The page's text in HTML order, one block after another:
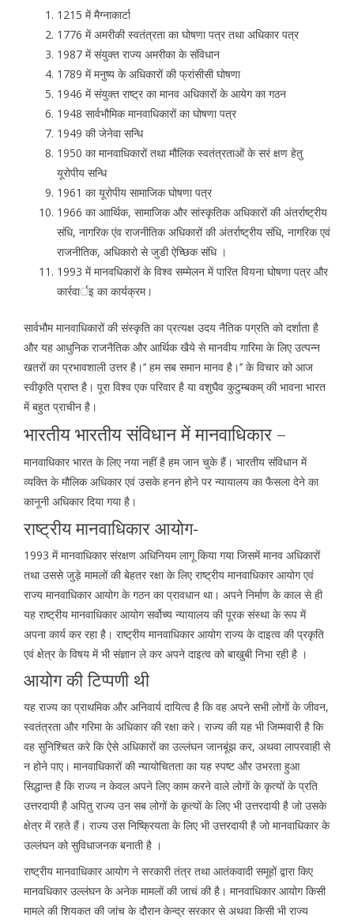
1215 में मैग्नाकार्टा
1776 में अमरीकी स्वतंत्रता का घोषणा पत्र तथा अधिकार पत्र
1987 में संयुक्त राज्य अमरीका के संविधान
1789 में मनुष्य के अधिकारों की फ्रांसीसी घोषणा
1946 में संयुक्त राष्ट्र का मानव अधिकारों के आयेग का गठन
1948 सार्वभौमिक मानवाधिकारों का घोषणा पत्र
1949 की जेनेवा सन्धि
1950 का मानवाधिकारों तथा मौलिक स्वतंत्रताओं के सरं क्षण हेतु
यूरोपीय सन्धि
1961 का यूरोपीय सामाजिक घोषणा पत्र
1966 का आार्थिक, सामाजिक और सांस्कृतिक अधिकारों की अंतर्राष्ट्रीय
संधि, नागरिक एंव राजनीतिक अधिकारों की अंतर्राष्ट्रीय संधि, नागरिक एवं
राजनीतिक, अधिकारो से जुडी ऐच्छिक संधि ।
1993 में मानवधिकारों के विश्व सम्मेलन में पारित वियना घोषणा पत्र और
कार्रवार्इ का कार्यक्रम।
सार्वभौम मानवाधिकारों की संस्कृति का प्रत्यक्ष उदय नैतिक पग्रति को दर्शाता है
और यह आधुनिक राजनैतिक और आर्थिक खैये से मानवीय गारिमा के लिए उत्पन्न
खतरों का प्रभावशाली उत्तर है।’’ हम सब समान मानव है।’’ के विचार को आज
स्वीकृति प्राप्त है। पूरा विश्व एक परिवार है या वशुघैव कुटुम्बकम् की भावना भारत
में बहुत प्राचीन है।
भारतीय भारतीय संविधान में मानवाधिकार –
मानवाधिकार भारत के लिए नया नहीं है हम जान चुके हैं। भारतीय संविधान में
व्यक्ति के मौलिक अधिकार एवं उसके हनन होने पर न्यायालय का फैसला देने का
कानूनी अधिकार दिया गया है।
राष्ट्रीय मानवाधिकार आयोग-
1993 में मानवाधिकार संरक्षण अधिनियम लागू किया गया जिसमें मानव अधिकारों
तथा उससे जुड़े मामलों की बेहतर रक्षा के लिए राष्ट्रीय मानवाधिकार आयोग एवं
राज्य मानवाधिकार आयोग के गठन का प्रावधान था। अपने निर्माण के काल से ही
यह राष्ट्रीय मानवाधिकार आयोग सर्वोच्य न्यायालय की पूरक संस्था के रूप में
अपना कार्य कर रहा है। राष्ट्रीय मानवाधिकार आयोग राज्य के दाइत्व की प्रकृति
एवं क्षेत्र के विषय में भी संज्ञान ले कर अपने दाइत्व को बाखुबी निभा रही है ।
आयोग की टिप्पणी थी
यह राज्य का प्राथमिक और अनिवार्य दायित्व है कि वह अपने सभी लोगों के जीवन,
स्वतंत्रता और गरिमा के अधिकार की रक्षा करे। राज्य की यह भी जिम्मवारी है कि
वह सुनिश्चित करे कि ऐसे अधिकारों का उल्लंघन जानबूंझ कर, अथवा लापरवाही से
न होने पाए। मानवाधिकारों की न्यायोचितता का यह स्पष्ट और उभरता हुआ
सिद्धान्त है कि राज्य न केवल अपने लिए काम करने वाले लोगों के कृत्यों के प्रति
उत्तरदायी है अपितु राज्य उन सब लोगों के कृत्यों के लिए भी उत्तरदायी है जो उसके
क्षेत्र में रहते हैं। राज्य उस निष्क्रियता के लिए भी उत्तरदायी है जो मानवाधिकार के
उल्लंघन को सुविधाजनक बनाती है ।
राष्ट्रीय मानवाधिकार आयोग ने सरकारी तंत्र तथा आतंकवादी समूहों द्वारा किए
मानवधिकार उल्लंघन के अनेक मामलों की जाचं की है। मानवाधिकार आयोग किसी
मामले की शियकत की जांच के दौरान केन्द्र सरकार से अथवा किसी भी राज्य